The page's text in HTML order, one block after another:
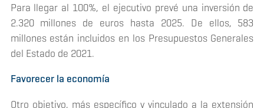
Para llegar al 100%, el ejecutivo prevé una inversión de
2.320 millones de euros hasta 2025. De ellos, 583
millones están incluidos en los Presupuestos Generales
del Estado de 2021.
Favorecer la economía
Otro objetivo, más específico y vinculado a la extensión